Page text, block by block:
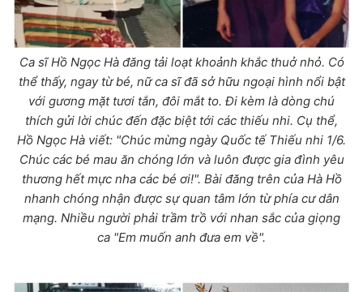
Ca sĩ Hồ Ngọc Hà đăng tải loạt khoảnh khắc thuở nhỏ. Có
thể thấy, ngay từ bé, nữ ca sĩ đã sở hữu ngoại hình nổi bật
với gương mặt tươi tắn, đôi mắt to. Đi kèm là dòng chú
thích gửi lời chúc đến đặc biệt tới các thiếu nhi. Cụ thể,
Hồ Ngọc Hà viết: "Chúc mừng ngày Quốc tế Thiếu nhi 1/6.
Chúc các bé mau ăn chóng lớn và luôn được gia đình yêu
thương hết mực nha các bé ơi!". Bài đăng trên của Hà Hồ
nhanh chóng nhận được sự quan tâm lớn từ phía cư dân
mạng. Nhiều người phải trầm trồ với nhan sắc của giọng
ca "Em muốn anh đưa em về".